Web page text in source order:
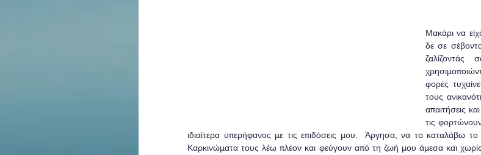
Μακάρι να
δε σε
φορές
τους
απαιτήσεις
τις
ιδιαίτερα υπερήφανος με τις επιδόσεις μου.  Άργησα, να το καταλάβω
Καρκινώματα τους λέω πλέον και φεύγουν από τη ζωή μου άμεσα και